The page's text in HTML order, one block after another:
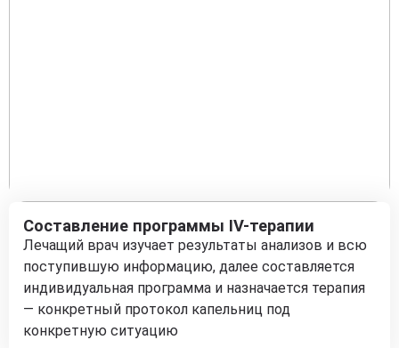
Составление программы IV-терапии
Лечащий врач изучает результаты анализов и всю
поступившую информацию, далее составляется
индивидуальная программа и назначается терапия
— конкретный протокол капельниц под
конкретную ситуацию